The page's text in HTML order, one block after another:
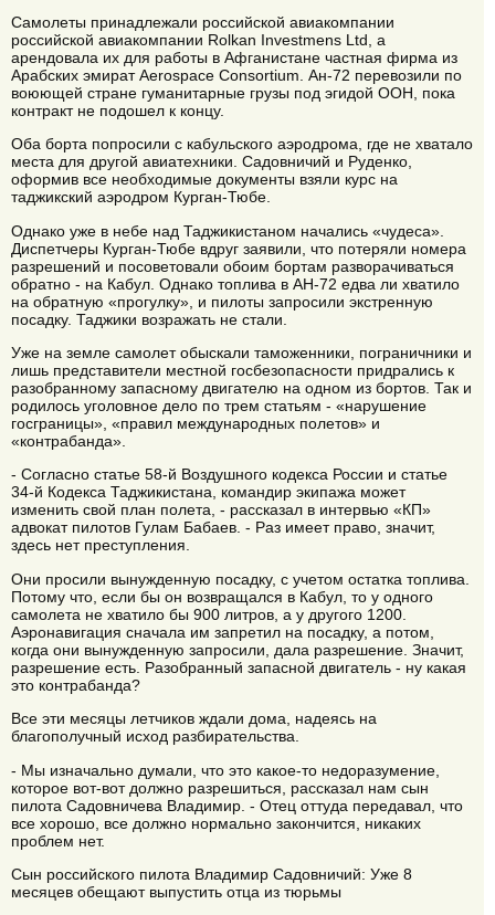
Самолеты принадлежали российской авиакомпании
российской авиакомпании Rolkan Investmens Ltd, а
арендовала их для работы в Афганистане частная фирма из
Арабских эмират Aerospace Consortium. Ан-72 перевозили по
воюющей стране гуманитарные грузы под эгидой ООН, пока
контракт не подошел к концу.
Оба борта попросили с кабульского аэродрома, где не хватало
места для другой авиатехники. Садовничий и Руденко,
оформив все необходимые документы взяли курс на
таджикский аэродром Курган-Тюбе.
Однако уже в небе над Таджикистаном начались «чудеса».
Диспетчеры Курган-Тюбе вдруг заявили, что потеряли номера
разрешений и посоветовали обоим бортам разворачиваться
обратно - на Кабул. Однако топлива в АН-72 едва ли хватило
на обратную «прогулку», и пилоты запросили экстренную
посадку. Таджики возражать не стали.
Уже на земле самолет обыскали таможенники, пограничники и
лишь представители местной госбезопасности придрались к
разобранному запасному двигателю на одном из бортов. Так и
родилось уголовное дело по трем статьям - «нарушение
госграницы», «правил международных полетов» и
«контрабанда».
- Согласно статье 58-й Воздушного кодекса России и статье
34-й Кодекса Таджикистана, командир экипажа может
изменить свой план полета, - рассказал в интервью «КП»
адвокат пилотов Гулам Бабаев. - Раз имеет право, значит,
здесь нет преступления.
Они просили вынужденную посадку, с учетом остатка топлива.
Потому что, если бы он возвращался в Кабул, то у одного
самолета не хватило бы 900 литров, а у другого 1200.
Аэронавигация сначала им запретил на посадку, а потом,
когда они вынужденную запросили, дала разрешение. Значит,
разрешение есть. Разобранный запасной двигатель - ну какая
это контрабанда?
Все эти месяцы летчиков ждали дома, надеясь на
благополучный исход разбирательства.
- Мы изначально думали, что это какое-то недоразумение,
которое вот-вот должно разрешиться, рассказал нам сын
пилота Садовничева Владимир. - Отец оттуда передавал, что
все хорошо, все должно нормально закончится, никаких
проблем нет.
Сын российского пилота Владимир Садовничий: Уже 8
месяцев обещают выпустить отца из тюрьмы